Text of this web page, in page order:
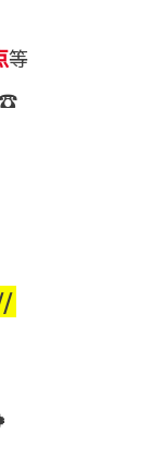
等
☎